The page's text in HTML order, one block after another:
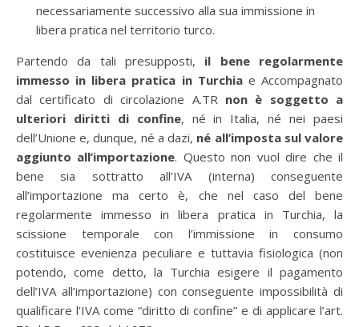
necessariamente successivo alla sua immissione in
libera pratica nel territorio turco.
Partendo da tali presupposti, il bene regolarmente
immesso in libera pratica in Turchiae Accompagnato
dal certificato di circolazione A.TR non è soggetto a
ulteriori diritti di confine, né in Italia, né nei paesi
dell’Unione e, dunque, né a dazi, né all’imposta sul valore
aggiunto all’importazione. Questo non vuol dire che il
bene sia sottratto all’IVA (interna) conseguente
all’importazione ma certo è, che nel caso del bene
regolarmente immesso in libera pratica in Turchia, la
scissione temporale con l’immissione in consumo
costituisce evenienza peculiare e tuttavia fisiologica (non
potendo, come detto, la Turchia esigere il pagamento
dell’IVA all’importazione) con conseguente impossibilità di
qualificare l’IVA come “diritto di confine” e di applicare l’art.